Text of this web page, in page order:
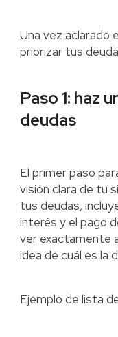
Una vez aclarado
priorizar tus
Paso 1: haz
deudas
El primer paso
visión clara de tu
tus deudas,
interés y el pago
ver exactamente
idea de cuál es la
Ejemplo de lista